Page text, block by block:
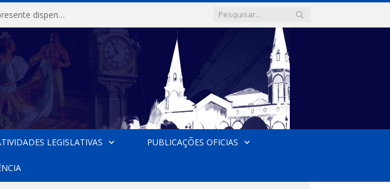
DISPENSA DE LICITAÇÃO Nº 03/2026 (O objeto da presente dispensa é a escolha da proposta mais vantajosa para a aquisição, de aparelhos de ar condicionado, tipo Split, com material de instalação e fogão industrial, conforme condições, quantidades e exigências estabelecidas no termo de referencia e neste aviso de contratação direta e seus anexos)
LEGISLATIVAS PUBLICAÇÕES OFICIAS